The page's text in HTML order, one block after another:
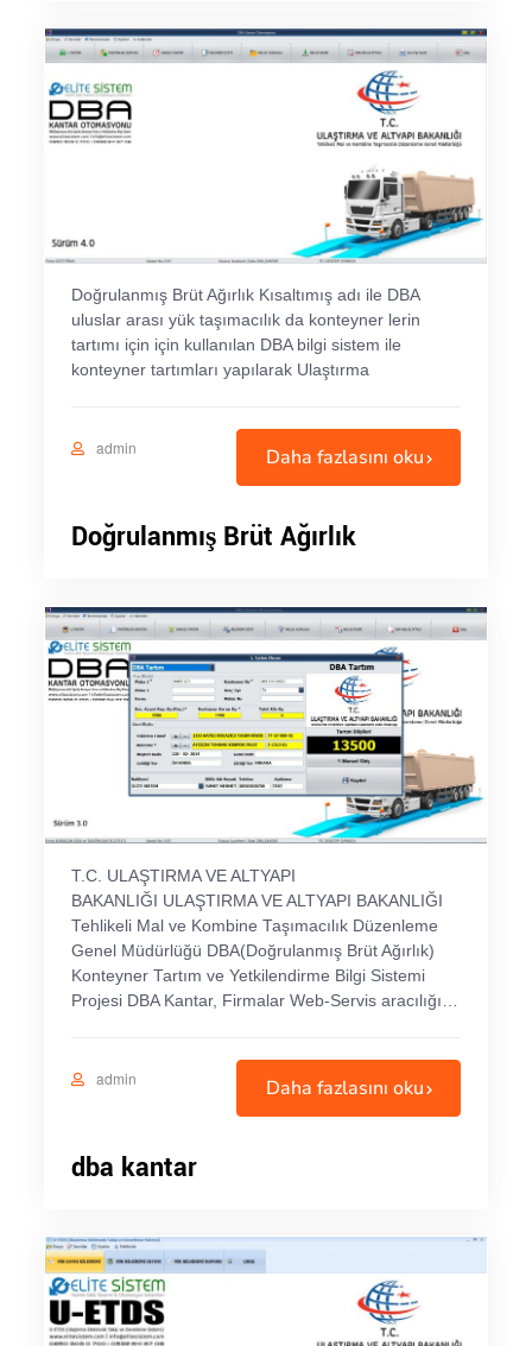
Doğrulanmış Brüt Ağırlık Kısaltımış adı ile DBA
uluslar arası yük taşımacılık da konteyner lerin
tartımı için için kullanılan DBA bilgi sistem ile
konteyner tartımları yapılarak Ulaştırma
admin Daha fazlasını oku
Doğrulanmış Brüt Ağırlık
T.C. ULAŞTIRMA VE ALTYAPI
BAKANLIĞI ULAŞTIRMA VE ALTYAPI BAKANLIĞI
Tehlikeli Mal ve Kombine Taşımacılık Düzenleme
Genel Müdürlüğü DBA(Doğrulanmış Brüt Ağırlık)
Konteyner Tartım ve Yetkilendirme Bilgi Sistemi
Projesi DBA Kantar, Firmalar Web-Servis aracılığı…
admin Daha fazlasını oku
dba kantar